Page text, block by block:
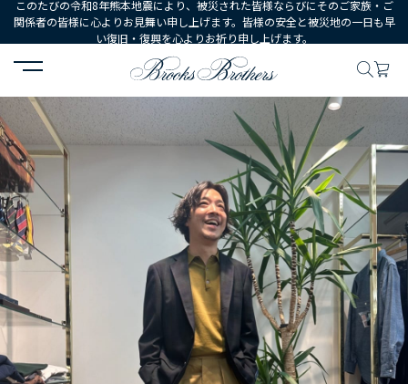
このたびの令和8年熊本地震により、被災された皆様ならびにそのご家族・ご
関係者の皆様に心よりお見舞い申し上げます。皆様の安全と被災地の一日も早
い復旧・復興を心よりお祈り申し上げます。
HOME コーディネート コーディネート詳細